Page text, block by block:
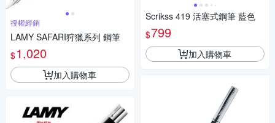
授權經銷
LAMY SAFARI狩獵系列 鋼筆
$1,020
加入購物車
Scrikss 419 活塞式鋼筆 藍色
$799
加入購物車